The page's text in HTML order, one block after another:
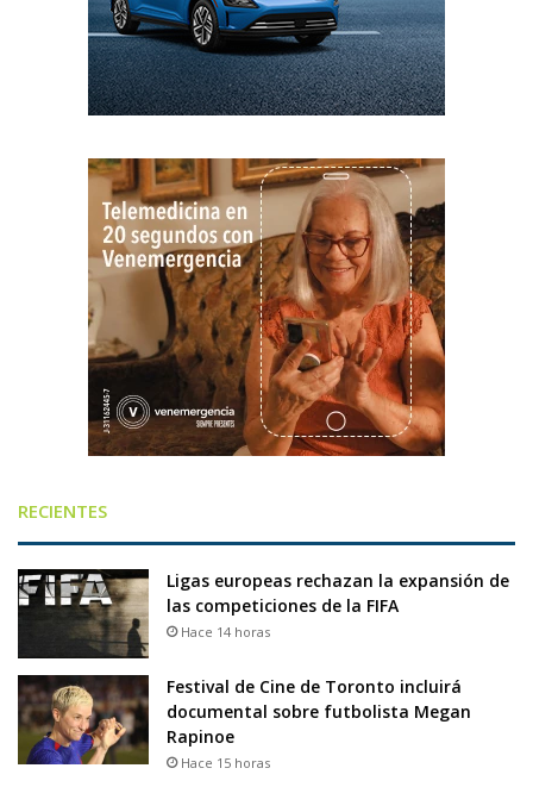
RECIENTES
Ligas europeas rechazan la expansión de
las competiciones de la FIFA
Hace 14 horas
Festival de Cine de Toronto incluirá
documental sobre futbolista Megan
Rapinoe
Hace 15 horas